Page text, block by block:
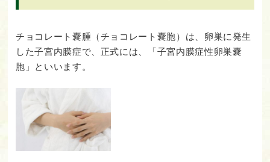
チョコレート嚢腫（チョコレート嚢胞）は、卵巣に発生
した子宮内膜症で、正式には、「子宮内膜症性卵巣嚢
胞」といいます。